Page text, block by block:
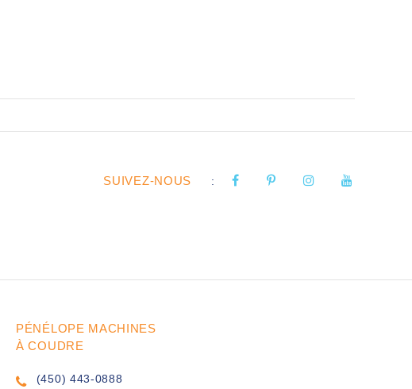
SUIVEZ-NOUS :
PÉNÉLOPE MACHINES
À COUDRE
(450) 443-0888